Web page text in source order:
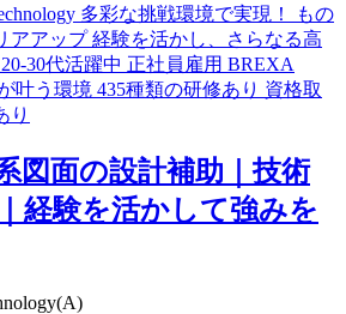
図面の設計補助｜技術
経験を活かして強みを